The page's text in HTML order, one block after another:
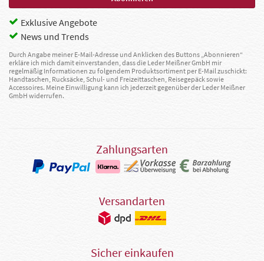
Exklusive Angebote
News und Trends
Durch Angabe meiner E-Mail-Adresse und Anklicken des Buttons „Abonnieren“
erkläre ich mich damit einverstanden, dass die Leder Meißner GmbH mir
regelmäßig Informationen zu folgendem Produktsortiment per E-Mail zuschickt:
Handtaschen, Rucksäcke, Schul- und Freizeittaschen, Reisegepäck sowie
Accessoires. Meine Einwilligung kann ich jederzeit gegenüber der Leder Meißner
GmbH widerrufen.
Zahlungsarten
Versandarten
Sicher einkaufen